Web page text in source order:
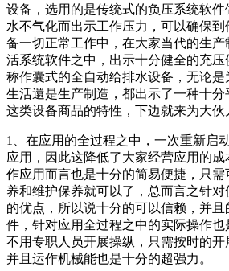
设备，选用的是传统式的负压系统软
水不气化而出示工作压力，可以确保
备一切正常工作中，在大家当代的生
活系统软件之中，出示十分健全的充
称作囊式的全自动给排水设备，无论
生活還是生产制造，都出示了一种十
这类设备商品的特性，下边就来为大伙
1、在应用的全过程之中，一次重新启
应用，因此这降低了大家经营应用的
作应用而言也是十分的简易便捷，只
养和维护保养就可以了，总而言之针
的优点，所以说十分的可以信赖，并
件，针对应用全过程之中的实际操作
不用专职人员开展操纵，只需按时的开
并且运作机械能也是十分的超强力。